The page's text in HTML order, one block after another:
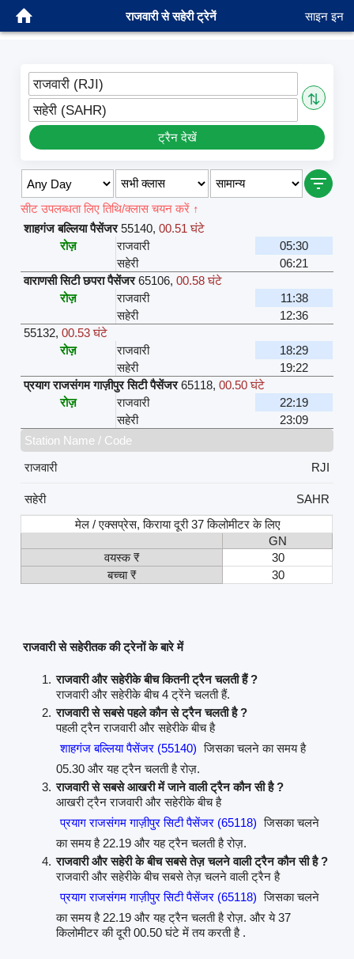
राजवारी से सहेरी ट्रेनें साइन इन
राजवारी (RJI)
⇅
सहेरी (SAHR)
ट्रैन देखें
सीट उपलब्धता लिए तिथि/क्लास चयन करें ↑
शाहगंज बल्लिया पैसेंजर 55140,00.51 घंटे
रोज़
राजवारी
05:30
सहेरी
06:21
वाराणसी सिटी छपरा पैसेंजर 65106,00.58 घंटे
रोज़
राजवारी
11:38
सहेरी
12:36
55132,00.53 घंटे
रोज़
राजवारी
18:29
सहेरी
19:22
प्रयाग राजसंगम गाज़ीपुर सिटी पैसेंजर 65118,00.50 घंटे
रोज़
राजवारी
22:19
सहेरी
23:09
Station Name / Code
राजवारी
RJI
सहेरी
SAHR
मेल / एक्सप्रेस, किराया दूरी 37 किलोमीटर के लिए
GN
वयस्क ₹
30
बच्चा ₹
30
राजवारी से सहेरीतक की ट्रेनों के बारे में
राजवारी और सहेरीके बीच कितनी ट्रैन चलती हैं ?
राजवारी और सहेरीके बीच 4 ट्रेंने चलती हैं.
राजवारी से सबसे पहले कौन से ट्रैन चलती है ?
पहली ट्रैन राजवारी और सहेरीके बीच है
शाहगंज बल्लिया पैसेंजर (55140) जिसका चलने का समय है
05.30 और यह ट्रैन चलती है रोज़.
राजवारी से सबसे आखरी में जाने वाली ट्रैन कौन सी है ?
आखरी ट्रैन राजवारी और सहेरीके बीच है
प्रयाग राजसंगम गाज़ीपुर सिटी पैसेंजर (65118) जिसका चलने
का समय है 22.19 और यह ट्रैन चलती है रोज़.
राजवारी और सहेरी के बीच सबसे तेज़ चलने वाली ट्रैन कौन सी है ?
राजवारी और सहेरीके बीच सबसे तेज़ चलने वाली ट्रैन है
प्रयाग राजसंगम गाज़ीपुर सिटी पैसेंजर (65118) जिसका चलने
का समय है 22.19 और यह ट्रैन चलती है रोज़. और ये 37
किलोमीटर की दूरी 00.50 घंटे में तय करती है .